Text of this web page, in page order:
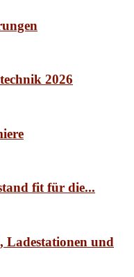
2026
fit für die...
und